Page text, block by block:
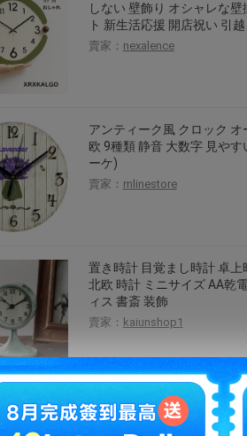
しない 壁飾り オシャレな
ト 新生活応援 開店祝い 引
賣家： nexalence
アンティーク風 クロック
欧 9種類 静音 大数字 見や
ーケ)
賣家： mlinestore
置き時計 目覚まし時計 卓
北欧 時計 ミニサイズ AA乾
ィス 書斎 装飾
賣家： kaiunshop1
マーベルアベンジャーズ
22.5cm ウォールクロッ